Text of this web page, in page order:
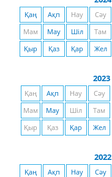
Қаң Ақп Нау
Сәу
Мам
Мау Шіл
Там
Қыр
Қаз Қар Жел
2023
Қаң Ақп Нау
Сәу
Мам
Мау Шіл
Там
Қыр
Қаз Қар Жел
2022
Қаң Ақп Нау
Сәу